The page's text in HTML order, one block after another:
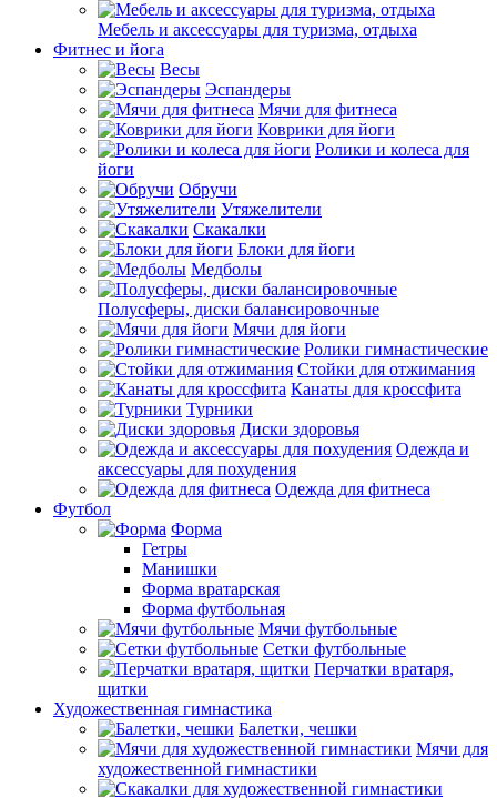
Мебель и аксессуары для туризма, отдыха
Фитнес и йога
Весы
Эспандеры
Мячи для фитнеса
Коврики для йоги
Ролики и колеса для
йоги
Обручи
Утяжелители
Скакалки
Блоки для йоги
Медболы
Полусферы, диски балансировочные
Мячи для йоги
Ролики гимнастические
Стойки для отжимания
Канаты для кроссфита
Турники
Диски здоровья
Одежда и
аксессуары для похудения
Одежда для фитнеса
Футбол
Форма
Гетры
Манишки
Форма вратарская
Форма футбольная
Мячи футбольные
Сетки футбольные
Перчатки вратаря,
щитки
Художественная гимнастика
Балетки, чешки
Мячи для
художественной гимнастики